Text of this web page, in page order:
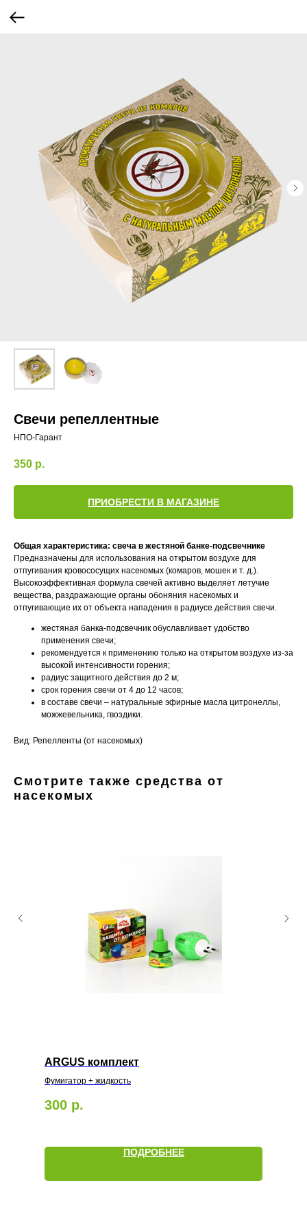
Свечи репеллентные
НПО-Гарант
350 р.
ПРИОБРЕСТИ В МАГАЗИНЕ
Общая характеристика: свеча в жестяной банке-подсвечнике
Предназначены для использования на открытом воздухе для
отпугивания кровососущих насекомых (комаров, мошек и т. д.).
Высокоэффективная формула свечей активно выделяет летучие
вещества, раздражающие органы обоняния насекомых и
отпугивающие их от объекта нападения в радиусе действия свечи.
жестяная банка-подсвечник обуславливает удобство
применения свечи;
рекомендуется к применению только на открытом воздухе из-за
высокой интенсивности горения;
радиус защитного действия до 2 м;
срок горения свечи от 4 до 12 часов;
в составе свечи – натуральные эфирные масла цитронеллы,
можжевельника, гвоздики.
Вид: Репелленты (от насекомых)
Смотрите также средства от
насекомых
ARGUS комплект
Фумигатор + жидкость
300 р.
ПОДРОБНЕЕ